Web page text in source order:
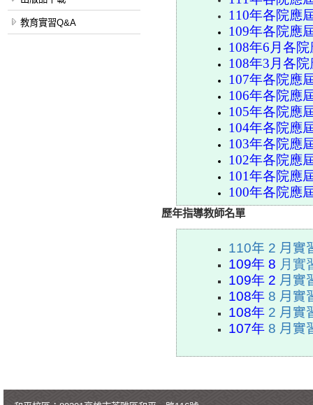
教育實習Q&A
110年各院應
109年各院應
108年6月各
108年3月各
107年各院應
106年各院應
105年各院應
104年各院應
103年各院應
102年各院應
101年各院應
100年各院應
歷年指導教師名單
110年 2 月實
109年 8 月實
109年 2 月實
108年8 月實
108年2 月實
107年8 月實